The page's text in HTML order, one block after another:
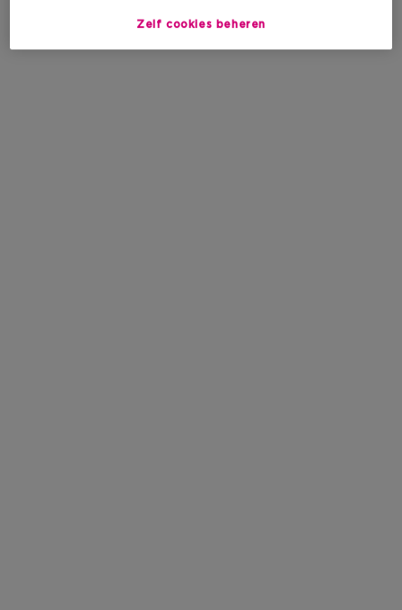
Aanbevolen verkoopprijs fabrikant€ 29,00
Zelf cookies beheren